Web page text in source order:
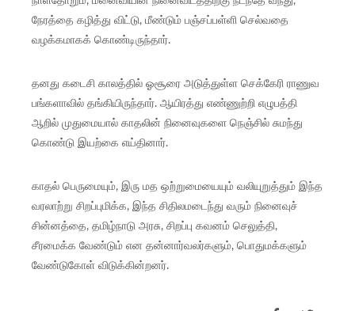
நேரத்தை கழித்து விட்டு, மீண்டும் பஞ்சப்பள்ளி செல்வதை
வழக்கமாகக் கொண்டிருந்தார்.
தனது கடைசி காலத்தில் ஓசூரை அடுத்துள்ள செக்கேரி ராணுவ
பங்களாவில் தங்கியிருந்தார். ஆயிரத்து எண்ணுற்றி எழுபத்தி
ஆறில் முதுமையால் காதலின் நினைவுகளை நெஞ்சில் சுமந்து
கொண்டு இயற்கை எய்தினார்.
காதல் பெருமையும், இரு மத ஒற்றுமையையும் வலியுறுத்தும் இந்த
வரலாற்று சிறப்புமிக்க, இந்த சிதிலமடைந்து வரும் நினைவுச்
சின்னத்தை, தமிழ்நாடு அரசு, சிறப்பு கவனம் செலுத்தி,
சீரமைக்க வேண்டும் என தன்னார்வலர்களும், பொதுமக்களும்
வேண்டுகோள் விடுக்கின்றனர்.